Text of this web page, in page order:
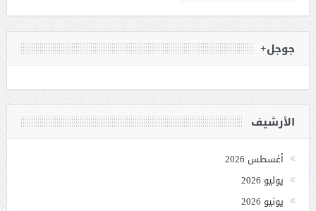
جوجل+
الأرشيف
أغسطس 2026
يوليو 2026
يونيو 2026